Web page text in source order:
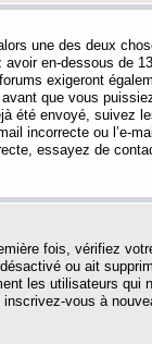
une des deux
en-dessous de
exigeront
que vous
été envoyé, suivez
incorrecte ou l’e-
essayez de
fois, vérifiez
ou ait
les utilisateurs qui
vous à